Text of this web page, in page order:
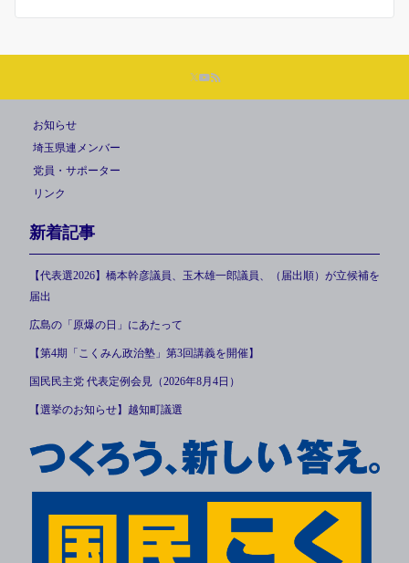
お知らせ
埼玉県連メンバー
党員・サポーター
リンク
新着記事
【代表選2026】橋本幹彦議員、玉木雄一郎議員、（届出順）が立候補を
届出
広島の「原爆の日」にあたって
【第4期「こくみん政治塾」第3回講義を開催】
国民民主党 代表定例会見（2026年8月4日）
【選挙のお知らせ】越知町議選